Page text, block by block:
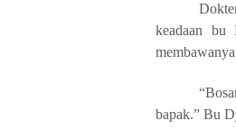
keadaan bu
bapak.” Bu